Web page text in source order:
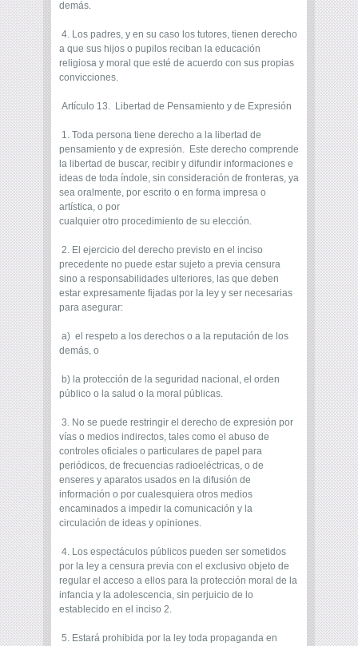
demás.
4. Los padres, y en su caso los tutores, tienen derecho
a que sus hijos o pupilos reciban la educación
religiosa y moral que esté de acuerdo con sus propias
convicciones.
Artículo 13. Libertad de Pensamiento y de Expresión
1. Toda persona tiene derecho a la libertad de
pensamiento y de expresión. Este derecho comprende
la libertad de buscar, recibir y difundir informaciones e
ideas de toda índole, sin consideración de fronteras, ya
sea oralmente, por escrito o en forma impresa o
artística, o por
cualquier otro procedimiento de su elección.
2. El ejercicio del derecho previsto en el inciso
precedente no puede estar sujeto a previa censura
sino a responsabilidades ulteriores, las que deben
estar expresamente fijadas por la ley y ser necesarias
para asegurar:
a) el respeto a los derechos o a la reputación de los
demás, o
b) la protección de la seguridad nacional, el orden
público o la salud o la moral públicas.
3. No se puede restringir el derecho de expresión por
vías o medios indirectos, tales como el abuso de
controles oficiales o particulares de papel para
periódicos, de frecuencias radioeléctricas, o de
enseres y aparatos usados en la difusión de
información o por cualesquiera otros medios
encaminados a impedir la comunicación y la
circulación de ideas y opiniones.
4. Los espectáculos públicos pueden ser sometidos
por la ley a censura previa con el exclusivo objeto de
regular el acceso a ellos para la protección moral de la
infancia y la adolescencia, sin perjuicio de lo
establecido en el inciso 2.
5. Estará prohibida por la ley toda propaganda en